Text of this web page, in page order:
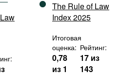
The Rule of Law
Index 2025
Итоговая
оценка:
0,78
из 1
Рейтинг:
17 из
143